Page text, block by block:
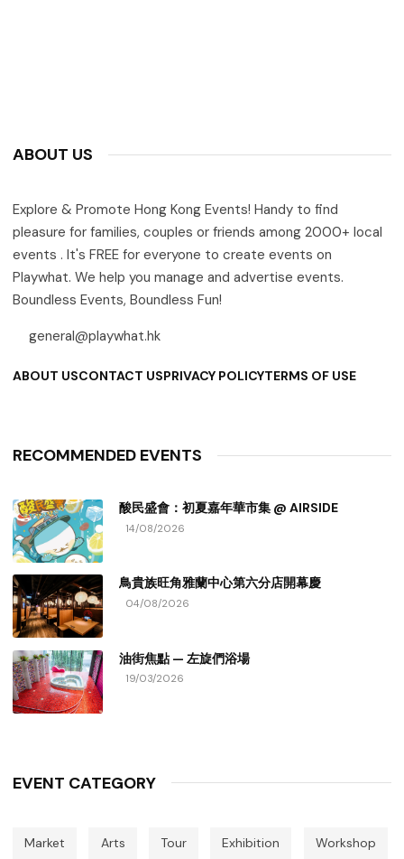
ABOUT US
Explore & Promote Hong Kong Events! Handy to find
pleasure for families, couples or friends among 2000+ local
events . It's FREE for everyone to create events on
Playwhat. We help you manage and advertise events.
Boundless Events, Boundless Fun!
general@playwhat.hk
ABOUT USCONTACT USPRIVACY POLICYTERMS OF USE
RECOMMENDED EVENTS
酸民盛會：初夏嘉年華市集 @ AIRSIDE
14/08/2026
鳥貴族旺角雅蘭中心第六分店開幕慶
04/08/2026
油街焦點 — 左旋們浴場
19/03/2026
EVENT CATEGORY
Market Arts Tour Exhibition Workshop